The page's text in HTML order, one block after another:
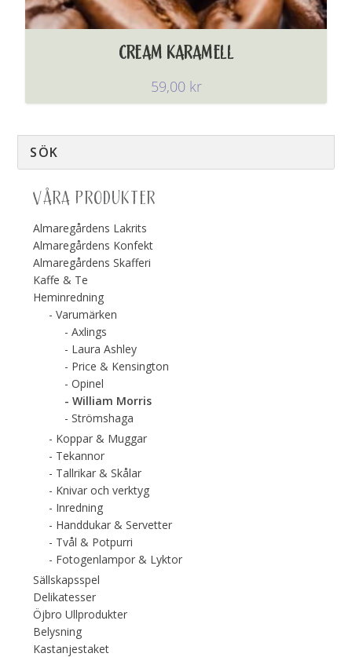
CREAM KARAMELL
59,00 kr
VÅRA PRODUKTER
Almaregårdens Lakrits
Almaregårdens Konfekt
Almaregårdens Skafferi
Kaffe & Te
Heminredning
Varumärken
Axlings
Laura Ashley
Price & Kensington
Opinel
William Morris
Strömshaga
Koppar & Muggar
Tekannor
Tallrikar & Skålar
Knivar och verktyg
Inredning
Handdukar & Servetter
Tvål & Potpurri
Fotogenlampor & Lyktor
Sällskapsspel
Delikatesser
Öjbro Ullprodukter
Belysning
Kastanjestaket